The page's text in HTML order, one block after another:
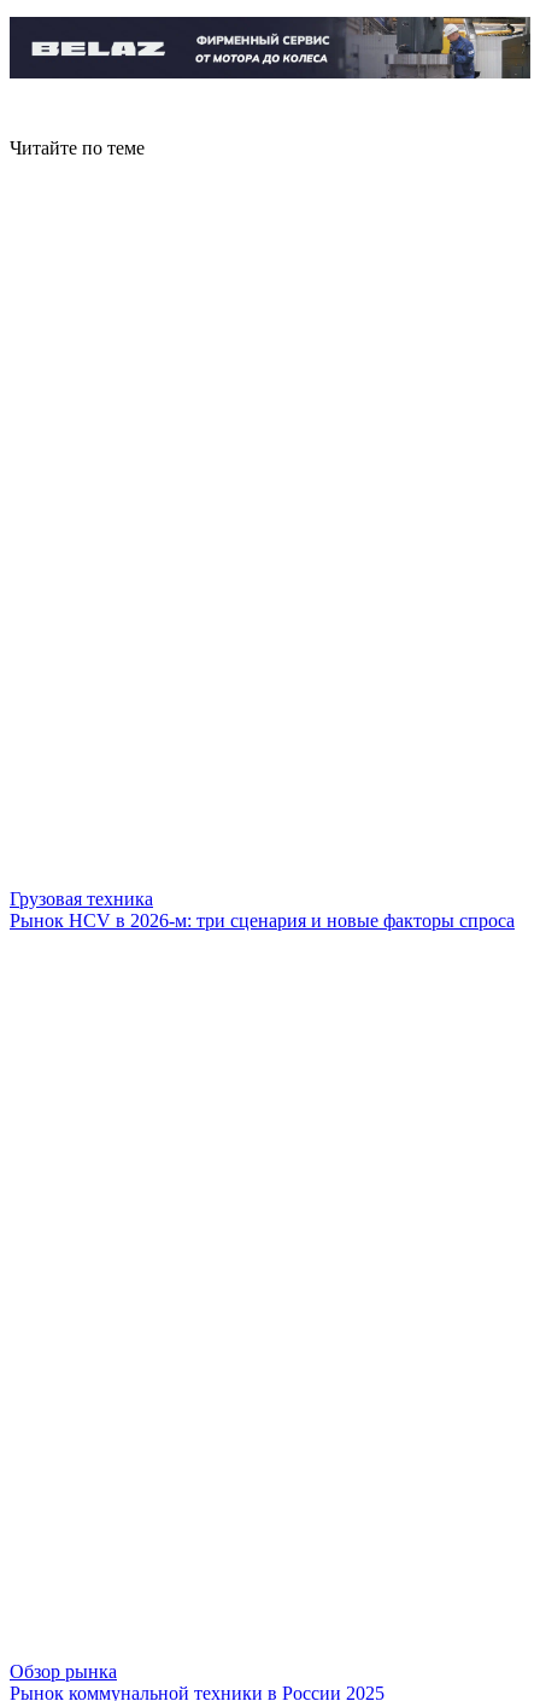
Читайте по теме
Грузовая техника
Рынок HCV в 2026-м: три сценария и новые факторы спроса
Обзор рынка
Рынок коммунальной техники в России 2025